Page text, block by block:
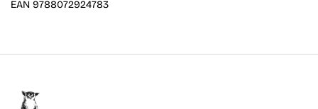
EAN 9788072924783